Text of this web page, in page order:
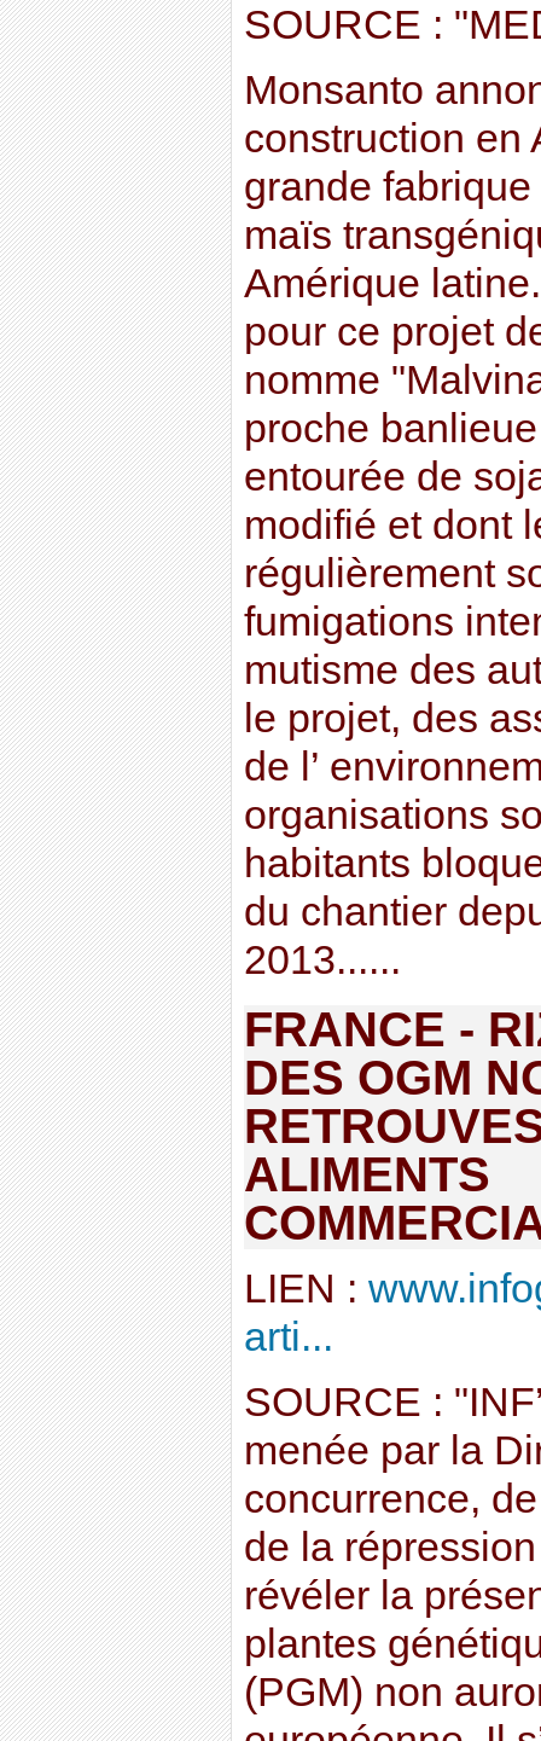
SOURCE :
Monsanto
construction en
grande
maïs
Amérique
pour ce projet
nomme
proche
entourée de
modifié et dont
régulièrement
fumigations
mutisme des
le projet, des
de l’
organisations
habitants
du chantier
2013......
FRANCE -
DES OGM
ALIMENTS
LIEN :
arti...
SOURCE :
menée par la
concurrence,
de la
révéler la
plantes
(PGM) non